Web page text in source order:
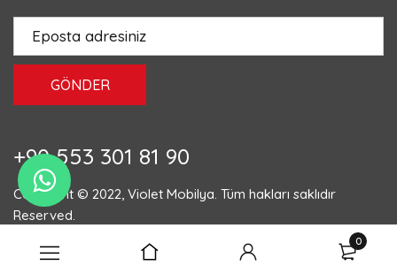
GÖNDER
+90 553 301 81 90
Copyright © 2022, Violet Mobilya. Tüm hakları saklıdır
Reserved.
0